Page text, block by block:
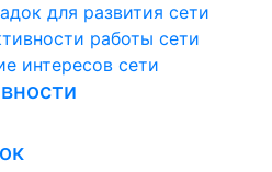
для развития сети
работы сети
интересов сети